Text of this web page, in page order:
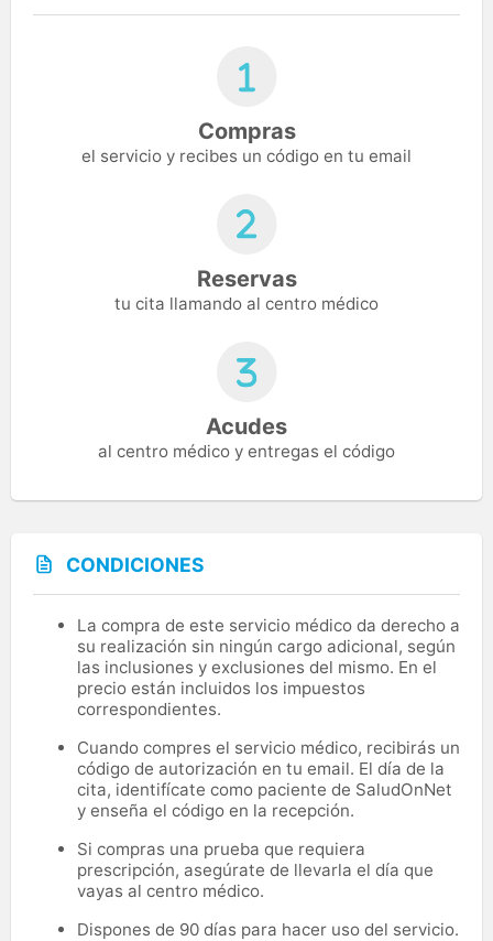
Compras
el servicio y recibes un código en tu email
Reservas
tu cita llamando al centro médico
Acudes
al centro médico y entregas el código
CONDICIONES
La compra de este servicio médico da derecho a
su realización sin ningún cargo adicional, según
las inclusiones y exclusiones del mismo. En el
precio están incluidos los impuestos
correspondientes.
Cuando compres el servicio médico, recibirás un
código de autorización en tu email. El día de la
cita, identifícate como paciente de SaludOnNet
y enseña el código en la recepción.
Si compras una prueba que requiera
prescripción, asegúrate de llevarla el día que
vayas al centro médico.
Dispones de 90 días para hacer uso del servicio.